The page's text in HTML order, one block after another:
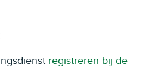
registreren bij de